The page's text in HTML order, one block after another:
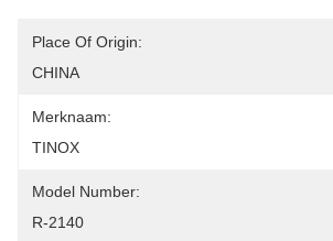
Place Of Origin:
CHINA
Merknaam:
TINOX
Model Number:
R-2140